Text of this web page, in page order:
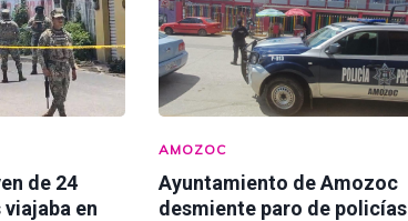
de 24
en
AMOZOC
Ayuntamiento de Amozoc
desmiente paro de policías